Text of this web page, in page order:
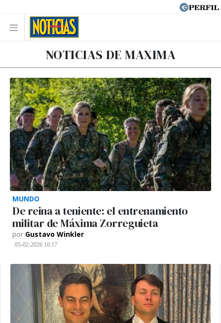
NOTICIAS DE MAXIMA
MUNDO
De reina a teniente: el entrenamiento
militar de Máxima Zorreguieta
por Gustavo Winkler
05-02-2026 10:17